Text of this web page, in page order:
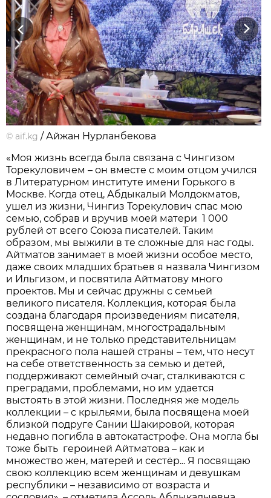
Previous Next
© aif.kg / Айжан Нурланбекова
«Моя жизнь всегда была связана с Чингизом
Торекуловичем – он вместе с моим отцом учился
в Литературном институте имени Горького в
Москве. Когда отец, Абдыкалый Молдокматов,
ушел из жизни, Чингиз Торекулович спас мою
семью, собрав и вручив моей матери 1 000
рублей от всего Союза писателей. Таким
образом, мы выжили в те сложные для нас годы.
Айтматов занимает в моей жизни особое место,
даже своих младших братьев я назвала Чингизом
и Ильгизом, и посвятила Айтматову много
проектов. Мы и сейчас дружны с семьей
великого писателя. Коллекция, которая была
создана благодаря произведениям писателя,
посвящена женщинам, многострадальным
женщинам, и не только представительницам
прекрасного пола нашей страны – тем, что несут
на себе ответственность за семью и детей,
поддерживают семейный очаг, сталкиваются с
преградами, проблемами, но им удается
выстоять в этой жизни. Последняя же модель
коллекции – с крыльями, была посвящена моей
близкой подруге Сании Шакировой, которая
недавно погибла в автокатастрофе. Она могла бы
тоже быть героиней Айтматова – как и
множество жен, матерей и сестёр... Я посвящаю
свою коллекцию всем женщинам и девушкам
республики – независимо от возраста и